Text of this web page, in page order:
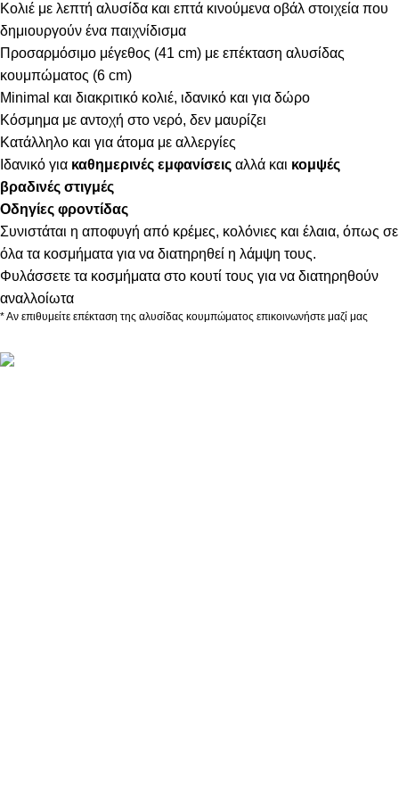
Κολιέ με λεπτή αλυσίδα και επτά κινούμενα οβάλ στοιχεία που
δημιουργούν ένα παιχνίδισμα
Προσαρμόσιμο μέγεθος (41 cm) με επέκταση αλυσίδας
κουμπώματος (6 cm)
Minimal και διακριτικό κολιέ, ιδανικό και για δώρο
Κόσμημα με αντοχή στο νερό, δεν μαυρίζει
Κατάλληλο και για άτομα με αλλεργίες
Ιδανικό για καθημερινές εμφανίσεις αλλά και κομψές
βραδινές στιγμές
Οδηγίες φροντίδας
Συνιστάται η αποφυγή από κρέμες, κολόνιες και έλαια, όπως σε
όλα τα κοσμήματα για να διατηρηθεί η λάμψη τους.
Φυλάσσετε τα κοσμήματα στο κουτί τους για να διατηρηθούν
αναλλοίωτα
* Αν επιθυμείτε επέκταση της αλυσίδας κουμπώματος επικοινωνήστε μαζί μας